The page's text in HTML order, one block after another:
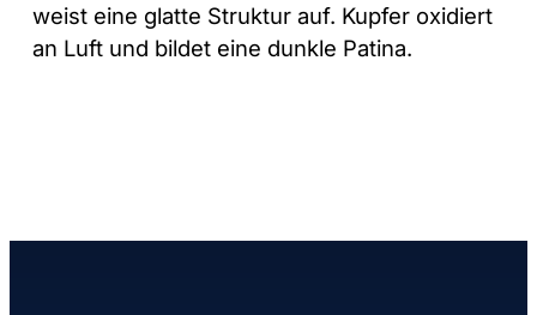
weist eine glatte Struktur auf. Kupfer oxidiert
an Luft und bildet eine dunkle Patina.